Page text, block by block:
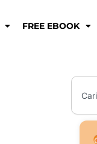
FREE EBOOK
Search